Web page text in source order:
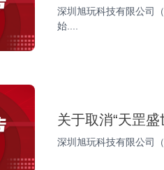
深圳旭玩科技有限公司
始....
关于取消“天罡
深圳旭玩科技有限公司